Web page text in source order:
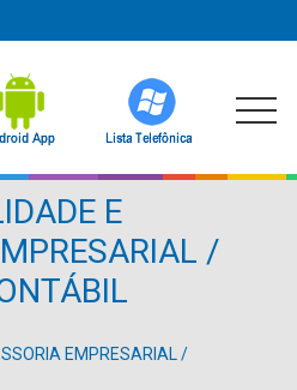
E
/
EMPRESARIAL /